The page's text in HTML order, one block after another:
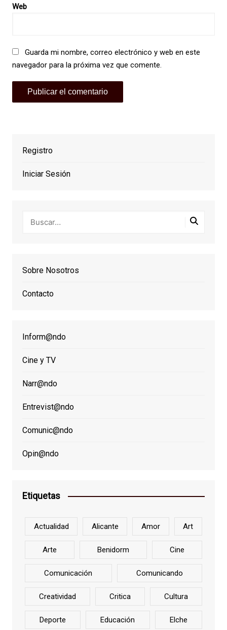
Web
Guarda mi nombre, correo electrónico y web en este
navegador para la próxima vez que comente.
Registro
Iniciar Sesión
Sobre Nosotros
Contacto
Inform@ndo
Cine y TV
Narr@ndo
Entrevist@ndo
Comunic@ndo
Opin@ndo
Etiquetas
Actualidad Alicante Amor Art
Arte Benidorm Cine
Comunicación Comunicando
Creatividad Critica Cultura
Deporte Educación Elche